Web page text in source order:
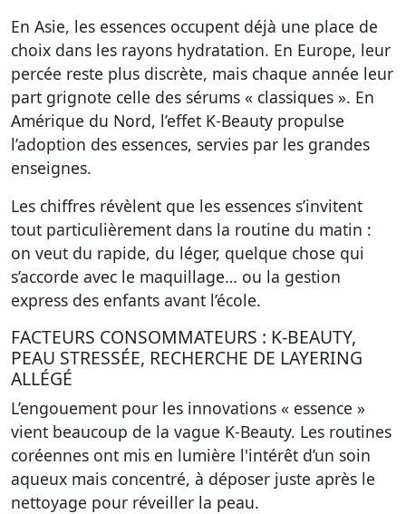
En Asie, les essences occupent déjà une place de
choix dans les rayons hydratation. En Europe, leur
percée reste plus discrète, mais chaque année leur
part grignote celle des sérums « classiques ». En
Amérique du Nord, l’effet K-Beauty propulse
l’adoption des essences, servies par les grandes
enseignes.
Les chiffres révèlent que les essences s’invitent
tout particulièrement dans la routine du matin :
on veut du rapide, du léger, quelque chose qui
s’accorde avec le maquillage… ou la gestion
express des enfants avant l’école.
FACTEURS CONSOMMATEURS : K-BEAUTY,
PEAU STRESSÉE, RECHERCHE DE LAYERING
ALLÉGÉ
L’engouement pour les innovations « essence »
vient beaucoup de la vague K-Beauty. Les routines
coréennes ont mis en lumière l'intérêt d’un soin
aqueux mais concentré, à déposer juste après le
nettoyage pour réveiller la peau.